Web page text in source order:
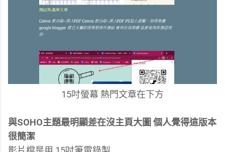
15吋螢幕 熱門文章在下方
與SOHO主題最明顯差在沒主頁大圖 個人覺得這版本
很簡潔